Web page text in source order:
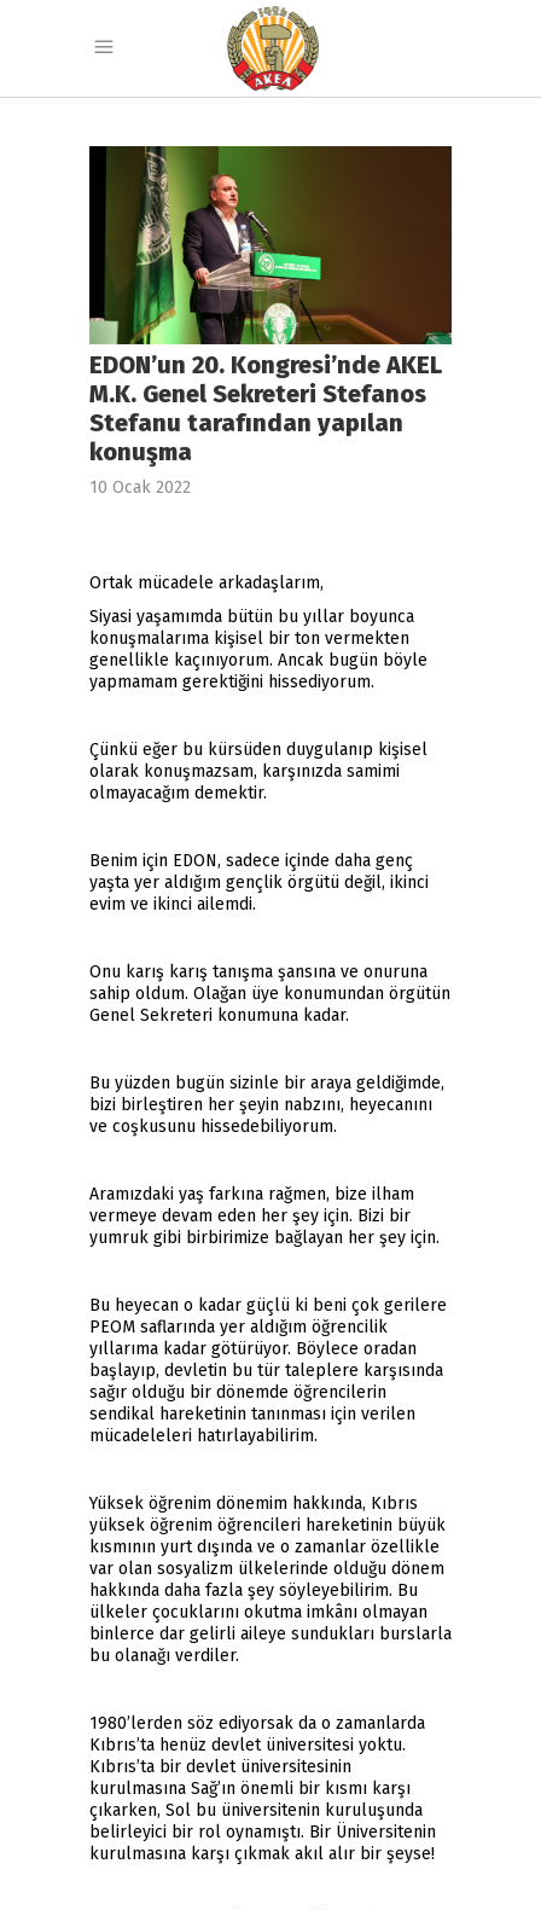
EDON’un 20. Kongresi’nde AKEL
M.K. Genel Sekreteri Stefanos
Stefanu tarafından yapılan
konuşma
10 Ocak 2022
Ortak mücadele arkadaşlarım,
Siyasi yaşamımda bütün bu yıllar boyunca
konuşmalarıma kişisel bir ton vermekten
genellikle kaçınıyorum. Ancak bugün böyle
yapmamam gerektiğini hissediyorum.
Çünkü eğer bu kürsüden duygulanıp kişisel
olarak konuşmazsam, karşınızda samimi
olmayacağım demektir.
Benim için EDON, sadece içinde daha genç
yaşta yer aldığım gençlik örgütü değil, ikinci
evim ve ikinci ailemdi.
Onu karış karış tanışma şansına ve onuruna
sahip oldum. Olağan üye konumundan örgütün
Genel Sekreteri konumuna kadar.
Bu yüzden bugün sizinle bir araya geldiğimde,
bizi birleştiren her şeyin nabzını, heyecanını
ve coşkusunu hissedebiliyorum.
Aramızdaki yaş farkına rağmen, bize ilham
vermeye devam eden her şey için. Bizi bir
yumruk gibi birbirimize bağlayan her şey için.
Bu heyecan o kadar güçlü ki beni çok gerilere
PEOM saflarında yer aldığım öğrencilik
yıllarıma kadar götürüyor. Böylece oradan
başlayıp, devletin bu tür taleplere karşısında
sağır olduğu bir dönemde öğrencilerin
sendikal hareketinin tanınması için verilen
mücadeleleri hatırlayabilirim.
Yüksek öğrenim dönemim hakkında, Kıbrıs
yüksek öğrenim öğrencileri hareketinin büyük
kısmının yurt dışında ve o zamanlar özellikle
var olan sosyalizm ülkelerinde olduğu dönem
hakkında daha fazla şey söyleyebilirim. Bu
ülkeler çocuklarını okutma imkânı olmayan
binlerce dar gelirli aileye sundukları burslarla
bu olanağı verdiler.
1980’lerden söz ediyorsak da o zamanlarda
Kıbrıs’ta henüz devlet üniversitesi yoktu.
Kıbrıs’ta bir devlet üniversitesinin
kurulmasına Sağ’ın önemli bir kısmı karşı
çıkarken, Sol bu üniversitenin kuruluşunda
belirleyici bir rol oynamıştı. Bir Üniversitenin
kurulmasına karşı çıkmak akıl alır bir şeyse!